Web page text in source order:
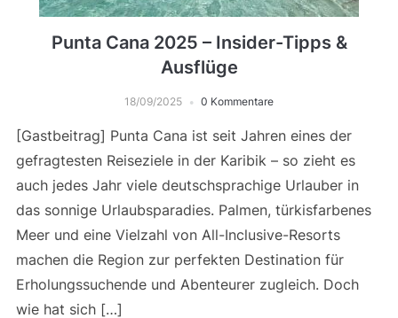
Punta Cana 2025 – Insider-Tipps &
Ausflüge
18/09/2025 0 Kommentare
[Gastbeitrag] Punta Cana ist seit Jahren eines der
gefragtesten Reiseziele in der Karibik – so zieht es
auch jedes Jahr viele deutschsprachige Urlauber in
das sonnige Urlaubsparadies. Palmen, türkisfarbenes
Meer und eine Vielzahl von All-Inclusive-Resorts
machen die Region zur perfekten Destination für
Erholungssuchende und Abenteurer zugleich. Doch
wie hat sich […]